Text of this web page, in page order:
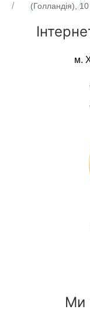
(Голландія),
м.
Ми